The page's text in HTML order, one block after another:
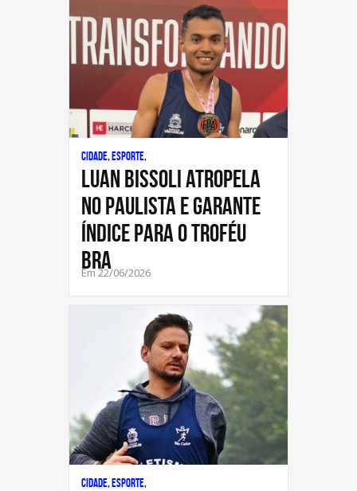
Cidade, Esporte,
Luan Bissoli atropela
no Paulista e garante
índice para o Troféu
Bra
Em 22/06/2026
Cidade, Esporte,